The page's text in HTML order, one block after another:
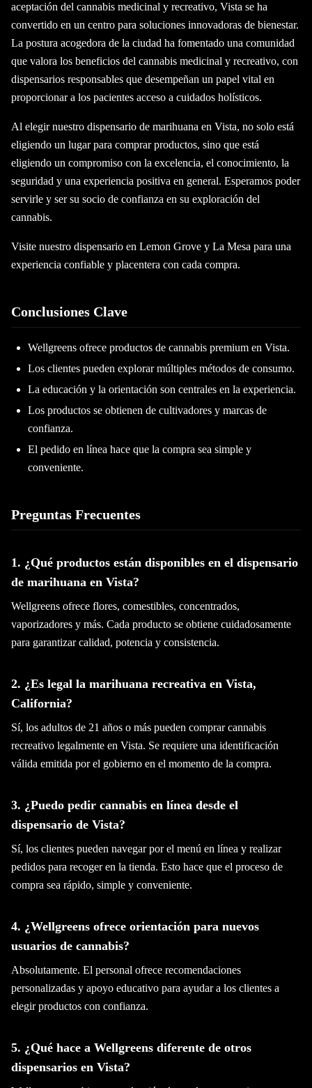
aceptación del cannabis medicinal y recreativo, Vista se ha
convertido en un centro para soluciones innovadoras de bienestar.
La postura acogedora de la ciudad ha fomentado una comunidad
que valora los beneficios del cannabis medicinal y recreativo, con
dispensarios responsables que desempeñan un papel vital en
proporcionar a los pacientes acceso a cuidados holísticos.
Al elegir nuestro dispensario de marihuana en Vista, no solo está
eligiendo un lugar para comprar productos, sino que está
eligiendo un compromiso con la excelencia, el conocimiento, la
seguridad y una experiencia positiva en general. Esperamos poder
servirle y ser su socio de confianza en su exploración del
cannabis.
Visite nuestro dispensario en Lemon Grove y La Mesa para una
experiencia confiable y placentera con cada compra.
Conclusiones Clave
Wellgreens ofrece productos de cannabis premium en Vista.
Los clientes pueden explorar múltiples métodos de consumo.
La educación y la orientación son centrales en la experiencia.
Los productos se obtienen de cultivadores y marcas de
confianza.
El pedido en línea hace que la compra sea simple y
conveniente.
Preguntas Frecuentes
1. ¿Qué productos están disponibles en el dispensario
de marihuana en Vista?
Wellgreens ofrece flores, comestibles, concentrados,
vaporizadores y más. Cada producto se obtiene cuidadosamente
para garantizar calidad, potencia y consistencia.
2. ¿Es legal la marihuana recreativa en Vista,
California?
Sí, los adultos de 21 años o más pueden comprar cannabis
recreativo legalmente en Vista. Se requiere una identificación
válida emitida por el gobierno en el momento de la compra.
3. ¿Puedo pedir cannabis en línea desde el
dispensario de Vista?
Sí, los clientes pueden navegar por el menú en línea y realizar
pedidos para recoger en la tienda. Esto hace que el proceso de
compra sea rápido, simple y conveniente.
4. ¿Wellgreens ofrece orientación para nuevos
usuarios de cannabis?
Absolutamente. El personal ofrece recomendaciones
personalizadas y apoyo educativo para ayudar a los clientes a
elegir productos con confianza.
5. ¿Qué hace a Wellgreens diferente de otros
dispensarios en Vista?